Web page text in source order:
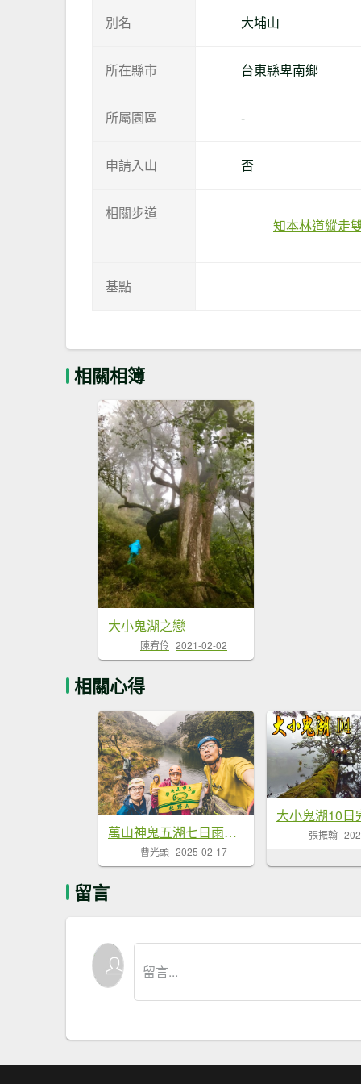
別名 大埔山
所在縣市 台東縣卑南鄉
所屬園區 -
申請入山 否
相關步道
知本林道縱走
基點
相關相簿
大小鬼湖之戀
陳宥伶 2021-02-02
相關心得
萬山神鬼五湖七日雨濛濛之旅
曹光頭 2025-02-17
張振翰
留言